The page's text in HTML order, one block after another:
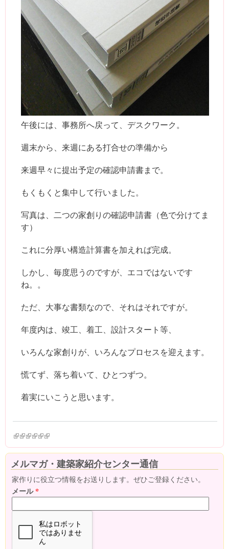
午後には、事務所へ戻って、デスクワーク。
週末から、来週にある打合せの準備から
来週早々に提出予定の確認申請書まで。
もくもくと集中して行いました。
写真は、二つの家創りの確認申請書（色で分けてま
す）
これに分厚い構造計算書を加えれば完成。
しかし、毎度思うのですが、エコではないです
ね。。
ただ、大事な書類なので、それはそれですが。
年度内は、竣工、着工、設計スタート等、
いろんな家創りが、いろんなプロセスを迎えます。
慌てず、落ち着いて、ひとつずつ。
着実にいこうと思います。
(link is external)
(link is external)
(link is external)
(link is external)
(link is external)
(link is external)
メルマガ・建築家紹介センター通信
家作りに役立つ情報をお送りします。ぜひご登録ください。
メール*